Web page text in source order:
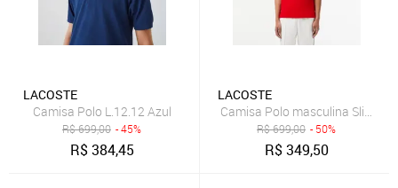
LACOSTE
Camisa Polo L.12.12 Azul
R$699,00 - 45%
R$384,45
LACOSTE
Camisa Polo masculina Slim
R$699,00 - 50%
R$349,50